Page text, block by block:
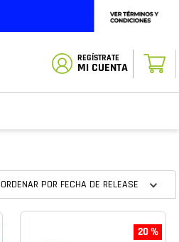
MI CUENTA
ORDENAR POR FECHA DE RELEASE
20 %